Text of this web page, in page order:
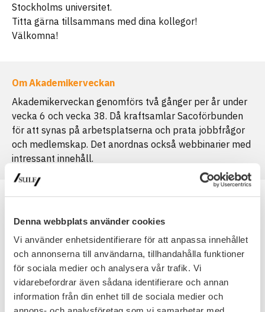
Denna webbplats använder cookies
Vi använder enhetsidentifierare för att anpassa innehållet
och annonserna till användarna, tillhandahålla funktioner
för sociala medier och analysera vår trafik. Vi
vidarebefordrar även sådana identifierare och annan
information från din enhet till de sociala medier och
Stockholms universitet.
Titta gärna tillsammans med dina kollegor!
Välkomna!
Om Akademikerveckan
Akademikerveckan genomförs två gånger per år under
vecka 6 och vecka 38. Då kraftsamlar Sacoförbunden
för att synas på arbetsplatserna och prata jobbfrågor
och medlemskap. Det anordnas också webbinarier med
intressant innehåll.
Fler kommande händelser